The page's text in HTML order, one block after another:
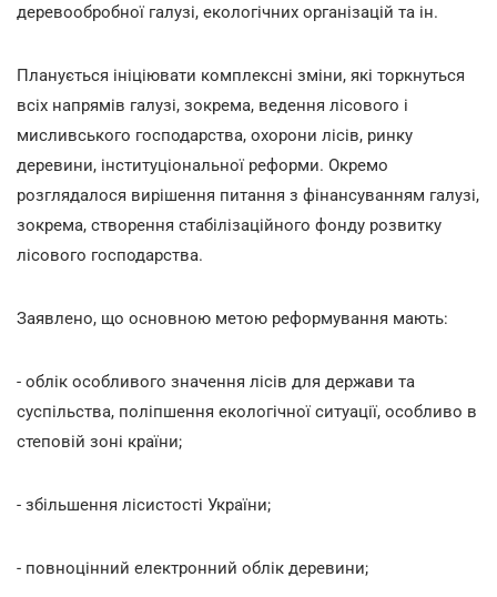
деревообробної галузі, екологічних організацій та ін.
Планується ініціювати комплексні зміни, які торкнуться
всіх напрямів галузі, зокрема, ведення лісового і
мисливського господарства, охорони лісів, ринку
деревини, інституціональної реформи. Окремо
розглядалося вирішення питання з фінансуванням галузі,
зокрема, створення стабілізаційного фонду розвитку
лісового господарства.
Заявлено, що основною метою реформування мають:
- облік особливого значення лісів для держави та
суспільства, поліпшення екологічної ситуації, особливо в
степовій зоні країни;
- збільшення лісистості України;
- повноцінний електронний облік деревини;